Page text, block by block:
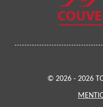
© 2026 - 2026